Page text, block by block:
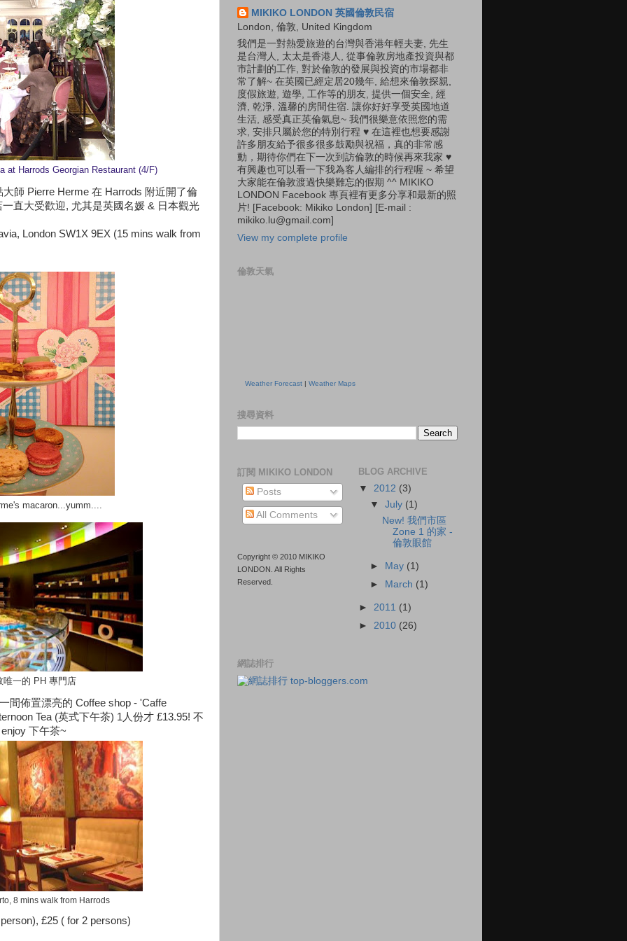
at Harrods Georgian Restaurant (4/F)
師 Pierre Herme 在 Harrods 附近開了倫
直大受歡迎, 尤其是英國名媛 & 日本觀光
London SW1X 9EX (15 mins walk from
macaron...yumm....
唯一的 PH 專門店
間佈置漂亮的 Coffee shop - 'Caffe
Tea (英式下午茶) 1人份才 £13.95! 不
下午茶~
8 mins walk from Harrods
£25 ( for 2 persons)
MIKIKO LONDON 英國倫敦民宿
London, 倫敦, United Kingdom
我們是一對熱愛旅遊的台灣與香港年輕夫妻, 先生
是台灣人, 太太是香港人, 從事倫敦房地產投資與都
市計劃的工作, 對於倫敦的發展與投資的市場都非
常了解~ 在英國已經定居20幾年, 給想來倫敦探親,
度假旅遊, 遊學, 工作等的朋友, 提供一個安全, 經
濟, 乾淨, 溫馨的房間住宿. 讓你好好享受英國地道
生活, 感受真正英倫氣息~ 我們很樂意依照您的需
求, 安排只屬於您的特別行程 ♥ 在這裡也想要感謝
許多朋友給予很多很多鼓勵與祝福，真的非常感
動，期待你們在下一次到訪倫敦的時候再來我家 ♥
有興趣也可以看一下我為客人編排的行程喔 ~ 希望
大家能在倫敦渡過快樂難忘的假期 ^^ MIKIKO
LONDON Facebook 專頁裡有更多分享和最新的照
片! [Facebook: Mikiko London] [E-mail :
mikiko.lu@gmail.com]
View my complete profile
倫敦天氣
Weather Forecast | Weather Maps
搜尋資料
訂閱 MIKIKO LONDON
Posts
All Comments
Copyright © 2010 MIKIKO
LONDON. All Rights
Reserved.
BLOG ARCHIVE
▼ 2012 (3)
▼July (1)
New! 我們市區
Zone 1 的家 -
倫敦眼館
► May (1)
►
March (1)
► 2011 (1)
► 2010 (26)
網誌排行